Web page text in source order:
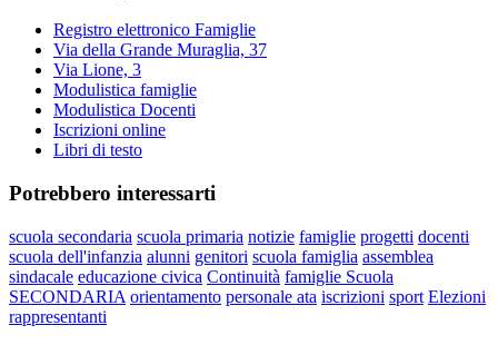
Registro elettronico Famiglie
Via della Grande Muraglia, 37
Via Lione, 3
Modulistica famiglie
Modulistica Docenti
Iscrizioni online
Libri di testo
Potrebbero interessarti
scuola secondaria scuola primaria notizie famiglie progetti docenti
scuola dell'infanzia alunni genitori scuola famiglia assemblea
sindacale educazione civica Continuità famiglie Scuola
SECONDARIA orientamento personale ata iscrizioni sport Elezioni
rappresentanti